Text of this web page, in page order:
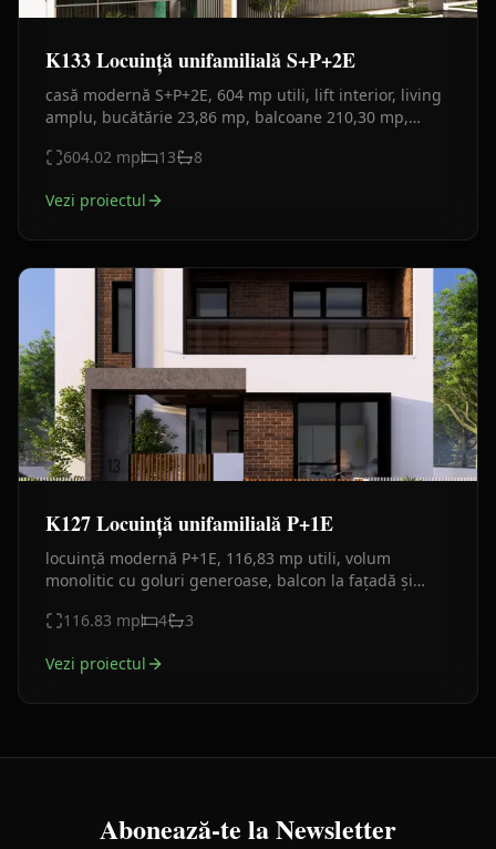
K133 Locuință unifamilială S+P+2E
casă modernă S+P+2E, 604 mp utili, lift interior, living
amplu, bucătărie 23,86 mp, balcoane 210,30 mp,
604.02 mp 13 8
Vezi proiectul
K127 Locuință unifamilială P+1E
locuință modernă P+1E, 116,83 mp utili, volum
monolitic cu goluri generoase, balcon la fațadă și
116.83 mp 4 3
Vezi proiectul
Abonează-te la Newsletter